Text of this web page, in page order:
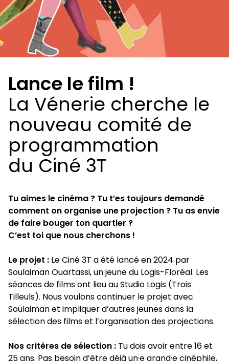
Lance le film !
La Vénerie cherche le
nouveau comité de
programmation
du Ciné 3T
Tu aimes le cinéma ? Tu t’es toujours demandé
comment on organise une projection ? Tu as envie
de faire bouger ton quartier ?
C’est toi que nous cherchons !
Le projet : Le Ciné 3T a été lancé en 2024 par
Soulaiman Ouartassi, un jeune du Logis-Floréal. Les
séances de films ont lieu au Studio Logis (Trois
Tilleuls). Nous voulons continuer le projet avec
Soulaiman et impliquer d’autres jeunes dans la
sélection des films et l’organisation des projections.
Nos critères de sélection : Tu dois avoir entre 16 et
25 ans. Pas besoin d’être déjà un·e grand·e cinéphile,